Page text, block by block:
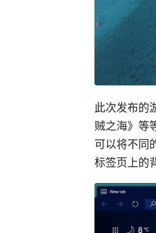
此次发布的
贼之海》等
可以将不同
标签页上的